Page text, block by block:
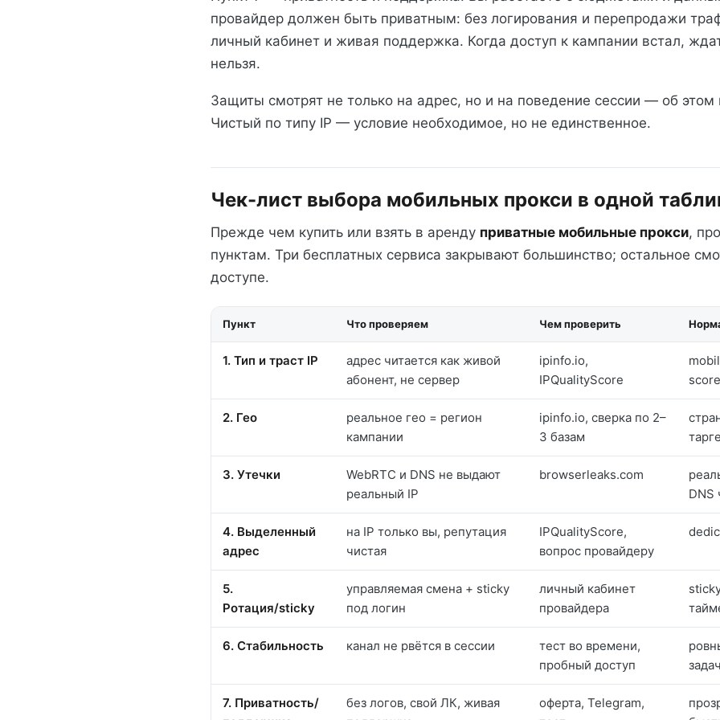
провайдер должен быть приватным: без логирования и перепродажи
личный кабинет и живая поддержка. Когда доступ к кампании встал,
нельзя.
Защиты смотрят не только на адрес, но и на поведение сессии — об
Чистый по типу IP — условие необходимое, но не единственное.
Чек-лист выбора мобильных прокси в одной
Прежде чем купить или взять в аренду приватные мобильные прокси,
пунктам. Три бесплатных сервиса закрывают большинство; остальное
доступе.
Пункт Что проверяем Чем проверить
1. Тип и траст IP
адрес читается как живой
абонент, не сервер
ipinfo.io,
IPQualityScore
2. Гео
реальное гео = регион
кампании
ipinfo.io, сверка по 2–
3 базам
3. Утечки
WebRTC и DNS не выдают
реальный IP
browserleaks.com
DNS
4. Выделенный
адрес
на IP только вы, репутация
чистая
IPQualityScore,
вопрос провайдеру
5.
Ротация/sticky
управляемая смена + sticky
под логин
личный кабинет
провайдера
6. Стабильность канал не рвётся в сессии
тест во времени,
пробный доступ
7. Приватность/
без логов, свой ЛК, живая
оферта, Telegram,